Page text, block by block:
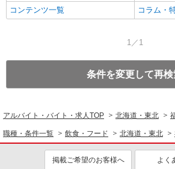
コンテンツ一覧
コラム・
1／1
条件を変更して再検
アルバイト・バイト・求人TOP 北海道・東北
職種・条件一覧 飲食・フード 北海道・東北
掲載ご希望のお客様へ よく